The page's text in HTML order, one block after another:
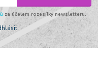
za účelem rozesílky newsletteru.